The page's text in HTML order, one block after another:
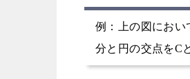
例：上の図におい
分と円の交点をC